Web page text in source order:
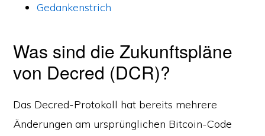
Gedankenstrich
Was sind die Zukunftspläne
von Decred (DCR)?
Das Decred-Protokoll hat bereits mehrere
Änderungen am ursprünglichen Bitcoin-Code